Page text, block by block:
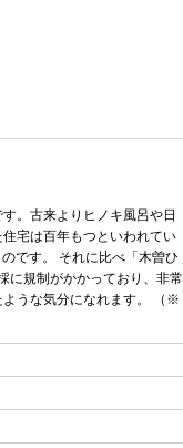
。古来よりヒノキ風呂や日
宅は百年もつといわれてい
です。 それに比べ「木曽ひ
に規制がかかっており、非常
ような気分になれます。 （※